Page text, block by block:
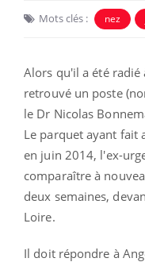
Mots clés : nez
Alors qu'il a été radié
retrouvé un poste
le Dr Nicolas
Le parquet ayant fait
en juin 2014, l'ex-
comparaître à
deux semaines,
Loire.
Il doit répondre à